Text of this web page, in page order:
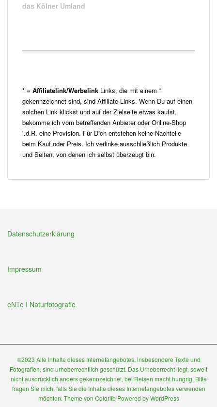
das Kölner Umland
* = Affiliatelink/Werbelink Links, die mit einem *
gekennzeichnet sind, sind Affiliate Links. Wenn Du auf einen
solchen Link klickst und auf der Zielseite etwas kaufst,
bekomme ich vom betreffenden Anbieter oder Online-Shop
i.d.R. eine Provision. Für Dich entstehen keine Nachteile
beim Kauf oder Preis. Ich verlinke ausschließlich Produkte
und Seiten, von denen ich selbst überzeugt bin.
Datenschutzerklärung
Impressum
eNTe I Naturfotografie
©2023 Alle Inhalte dieses Internetangebotes, insbesondere Texte und
Fotografien, sind urheberrechtlich geschützt. Das Urheberrecht liegt, soweit
nicht ausdrücklich anders gekennzeichnet, bei Reisen macht hungrig. Bitte
fragen Sie mich, falls Sie die Inhalte dieses Internetangebotes verwenden
möchten. Theme von ColorlibPowered byWordPress